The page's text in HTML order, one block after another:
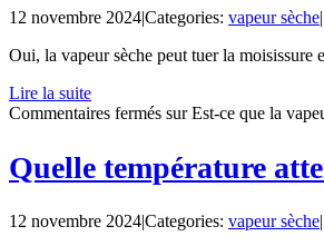
12 novembre 2024Categories: vapeur sèche
Oui, la vapeur sèche peut tuer la moisissure
Lire la suite
Commentaires fermés sur Est-ce que la
Quelle température
12 novembre 2024|Categories: vapeur sèche|